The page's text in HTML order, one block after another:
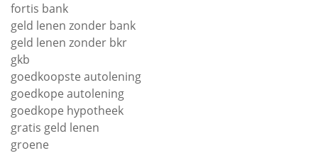
fortis bank
geld lenen zonder bank
geld lenen zonder bkr
gkb
goedkoopste autolening
goedkope autolening
goedkope hypotheek
gratis geld lenen
groene